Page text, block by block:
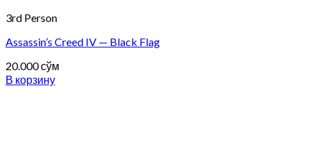
3rd Person
Assassin’s Creed IV — Black Flag
20.000сўм
В корзину